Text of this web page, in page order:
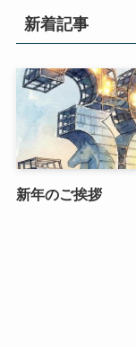
新着記事
新年のご挨拶